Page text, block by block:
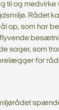
til og
Rådet
op, som har
sager, som
for